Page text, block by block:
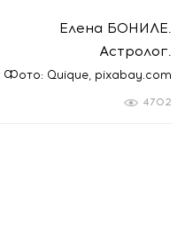
Елена БОНИЛЕ.
Астролог.
Фото: Quique, pixabay.com
4702